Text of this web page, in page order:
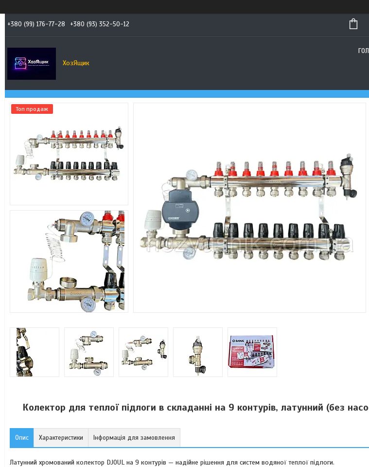
+380 (99) 176-77-28 +380 (93) 352-50-12
ХозЯщик
Топ продаж
Колектор для теплої підлоги в складанні на 9 контурів, латунний (без
Опис Характеристики Інформація для замовлення
Латунний хромований колектор DJOUL на 9 контурів — надійне рішення для систем водяної теплої підлоги.